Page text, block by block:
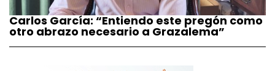
Carlos García: “Entiendo este pregón como
otro abrazo necesario a Grazalema”